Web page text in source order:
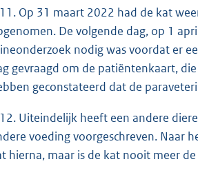
Op 31 maart 2022 had de kat
De volgende dag, op 1
nodig was voordat er
gevraagd om de patiëntenkaart,
geconstateerd dat de
Uiteindelijk heeft een andere
voeding voorgeschreven. Naar
hierna, maar is de kat nooit meer